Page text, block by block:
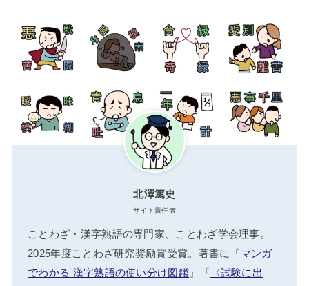
北澤篤史
サイト責任者
ことわざ・漢字熟語の専門家、ことわざ学会理事。
2025年度ことわざ研究奨励賞受賞。著書に『マンガ
でわかる 漢字熟語の使い分け図鑑』『 〈試験に出